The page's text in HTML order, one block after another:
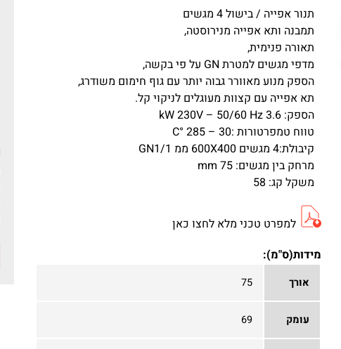
תנור אפייה / בישול 4 מגשים
תמבנה ותא אפייה מנירוסטה,
תאורה פנימית,
מדפי מגשים למטרת GN על פי בקשה,
הספק מנוע מאוורר גבוה יותר עם גוף חימום משודרג,
תא אפייה עם קצוות מעוגלים לניקוי קל.
הספק: 3.6 kW 230V – 50/60 Hz
טווח טמפרטורות :30 – 285 °C
קיבולת:4 מגשים 600X400 ממ GN1/1
מרחק בין מגשים: 75 mm
משקל קג: 58
למפרט טכני מלא לחצו כאן
מידות(ס"מ):
אורך 75
עומק 69